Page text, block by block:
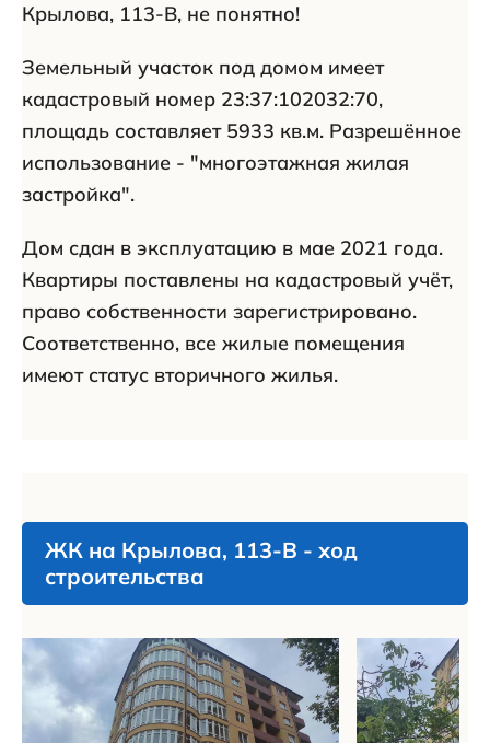
Крылова, 113-В, не понятно!
Земельный участок под домом имеет
кадастровый номер 23:37:102032:70,
площадь составляет 5933 кв.м. Разрешённое
использование - "многоэтажная жилая
застройка".
Дом сдан в эксплуатацию в мае 2021 года.
Квартиры поставлены на кадастровый учёт,
право собственности зарегистрировано.
Соответственно, все жилые помещения
имеют статус вторичного жилья.
ЖК на Крылова, 113-В - ход
строительства